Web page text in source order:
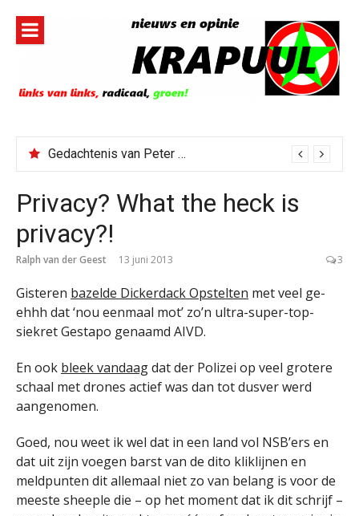
inhoud
Gedachtenis van Peter Faber
Privacy? What the heck is
privacy?!
Ralph van der Geest 13 juni 2013 3
Gisteren bazelde Dickerdack Opstelten met veel ge-
ehhh dat ‘nou eenmaal mot’ zo’n ultra-super-top-
siekret Gestapo genaamd AIVD.
En ook bleek vandaagdat der Polizei op veel grotere
schaal met drones actief was dan tot dusver werd
aangenomen.
Goed, nou weet ik wel dat in een land vol NSB’ers en
dat uit zijn voegen barst van de dito kliklijnen en
meldpunten dit allemaal niet zo van belang is voor de
meeste sheeple die – op het moment dat ik dit schrijf –